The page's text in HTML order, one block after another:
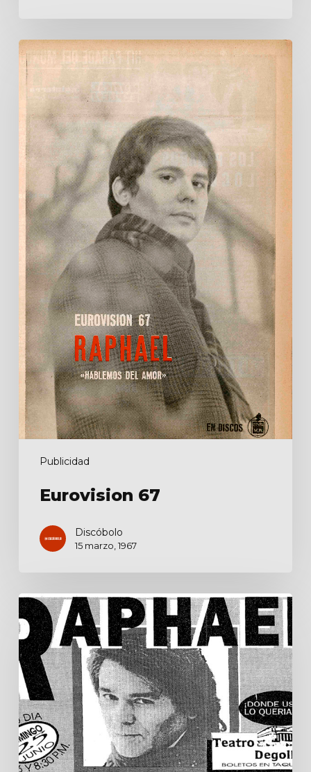
Publicidad
Eurovision
67
Eurovision 67
Discóbolo
15 marzo, 1967
Querido
Raphael